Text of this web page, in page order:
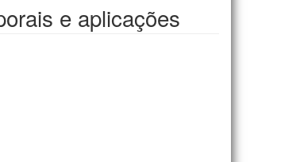
e aplicações